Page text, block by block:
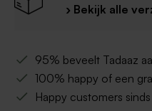
› Bekijk alle
95% beveelt Tadaaz
100% happy of een
Happy customers sinds